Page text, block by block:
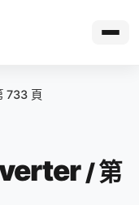
733 頁
/ 第